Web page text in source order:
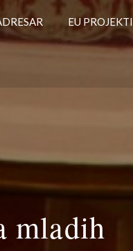
EU PROJEKTI
mladih